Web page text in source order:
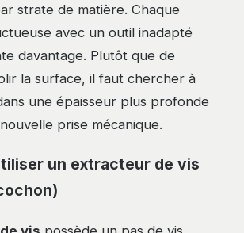
strate de matière. Chaque
avec un outil inadapté
davantage. Plutôt que de
la surface, il faut chercher à
une épaisseur plus profonde
prise mécanique.
un extracteur de vis